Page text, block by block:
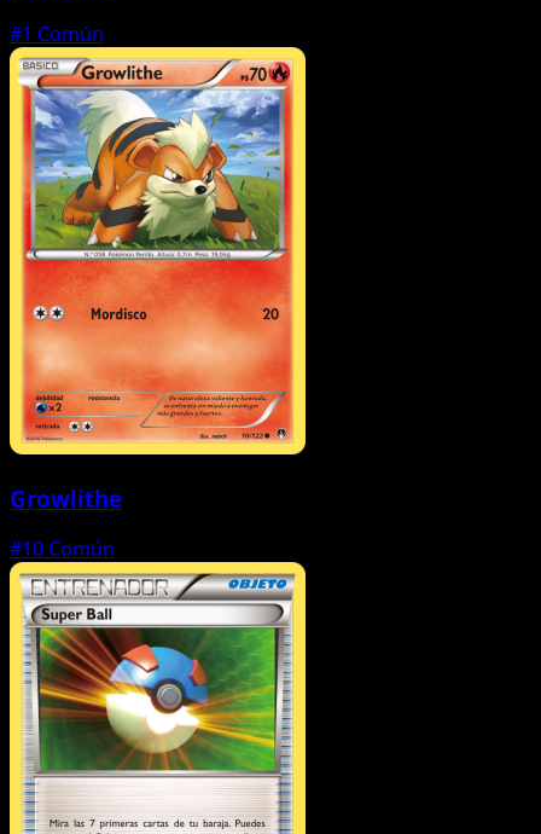
#1 Común
Growlithe
#10 Común